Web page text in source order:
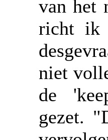
van het
richt ik
niet
de
gezet.